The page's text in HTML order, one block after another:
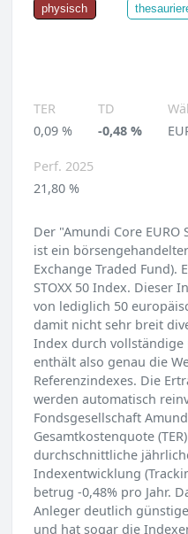
physisch
TER
0,09 %
TD
-0,48 %
Perf. 2025
21,80 %
Der "Amundi Core EURO
ist ein
Exchange Traded Fund).
STOXX 50 Index. Dieser
von lediglich 50
damit nicht sehr breit
Index durch vollständige
enthält also genau die
Referenzindexes. Die
werden automatisch
Fondsgesellschaft
Gesamtkostenquote
durchschnittliche
Indexentwicklung
betrug -0,48% pro Jahr.
Anleger deutlich
und hat sogar die